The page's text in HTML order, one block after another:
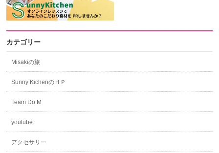
カテゴリー
Misakiの旅
Sunny KichenのＨＰ
Team Do M
youtube
アクセサリー